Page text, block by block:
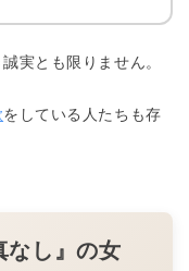
実とも限りません。
をしている人たちも存
なし』の女